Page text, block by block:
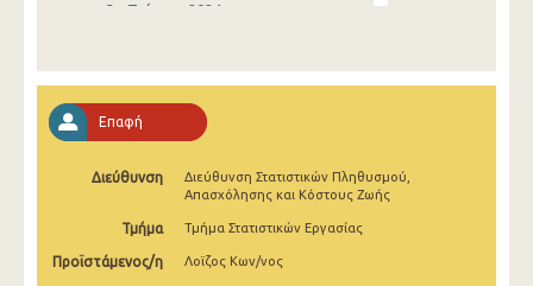
3o Τρίμηνο 2024
4o Τρίμηνο 2023
3o Τρίμηνο 2023
2o Τρίμηνο 2023
1o Τρίμηνο 2023
Επαφή
Διεύθυνση
Διεύθυνση Στατιστικών Πληθυσμού,
Απασχόλησης και Κόστους Ζωής
Τμήμα Τμήμα Στατιστικών Εργασίας
Προϊστάμενος/η Λοϊζος Κων/νος